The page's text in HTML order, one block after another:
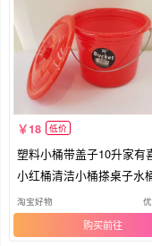
18 低价
塑料小桶带盖子10升家有
小红桶清洁小桶搽桌子水
桶子
淘宝好物
购买